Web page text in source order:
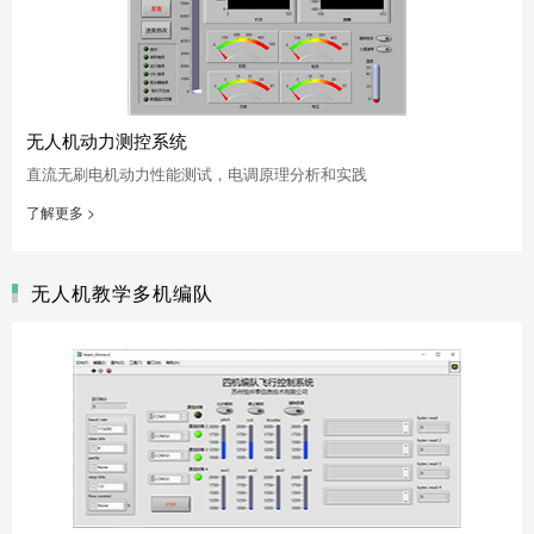
无人机动力测控系统
直流无刷电机动力性能测试，电调原理分析和实践
了解更多 >
无人机教学多机编队